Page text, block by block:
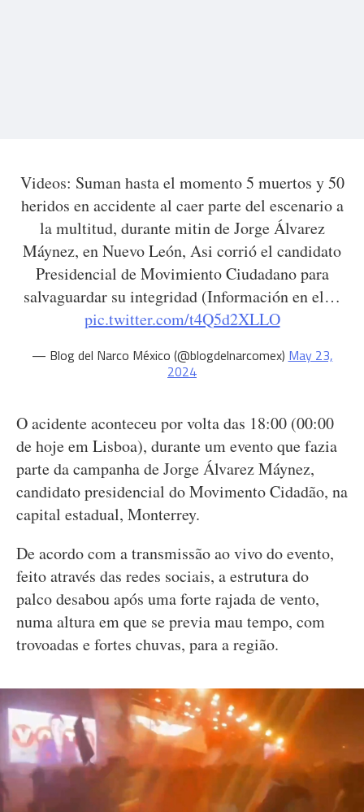
Videos: Suman hasta el momento 5 muertos y 50
heridos en accidente al caer parte del escenario a
la multitud, durante mitin de Jorge Álvarez
Máynez, en Nuevo León, Asi corrió el candidato
Presidencial de Movimiento Ciudadano para
salvaguardar su integridad (Información en el…
pic.twitter.com/t4Q5d2XLLO
— Blog del Narco México (@blogdelnarcomex) May 23,
2024
O acidente aconteceu por volta das 18:00 (00:00
de hoje em Lisboa), durante um evento que fazia
parte da campanha de Jorge Álvarez Máynez,
candidato presidencial do Movimento Cidadão, na
capital estadual, Monterrey.
De acordo com a transmissão ao vivo do evento,
feito através das redes sociais, a estrutura do
palco desabou após uma forte rajada de vento,
numa altura em que se previa mau tempo, com
trovoadas e fortes chuvas, para a região.